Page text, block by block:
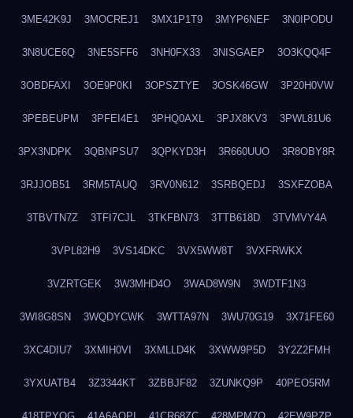
3ME42K9J 3MOCREJ1 3MX1P1T9 3MYP6NEF 3N0IPODU
3N8UCE6Q 3NE5SFF6 3NH0FX33 3NISGAEP 3O3KQQ4F
3OBDFAXI 3OE9P0KI 3OPSZTYE 3OSK46GW 3P20H0VW
3PEBEUPM 3PFEI4E1 3PHQ0AXL 3PJX8KV3 3PWL81U6
3PX3NDPK 3QBNPSU7 3QPKYD3H 3R660UUO 3R8OBY8R
3RJJOB51 3RM5TAUQ 3RV0N612 3SRBQEDJ 3SXFZOBA
3TBVTN7Z 3TFI7CJL 3TKFBN73 3TTB618D 3TVMVY4A
3VPL82H9 3VS14DKC 3VX5WW8T 3VXFRWKX
3VZRTGEK 3W3MHD4O 3WAD8W9N 3WDTF1N3
3WI8G8SN 3WQDYCWK 3WTTA97N 3WU70G19 3X71FE60
3XC4DIU7 3XMIH0VI 3XMLLD4K 3XWW9P5D 3Y2Z2FMH
3YXUATB4 3Z3344KT 3ZBBJF82 3ZUNKQ9P 40PEO5RM